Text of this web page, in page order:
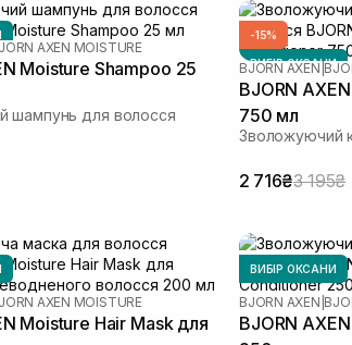
AXEN MOISTURE
Moisture Shampoo 25
шампунь для волосся
-15%
ВИБІР ОКСАНИ
BJORN AXEN
BJORN
750 мл
Зволожуючий
2 716₴3 195₴
AXEN MOISTURE
Moisture Hair Mask для
ВИБІР ОКСАНИ
BJORN AXEN
BJORN